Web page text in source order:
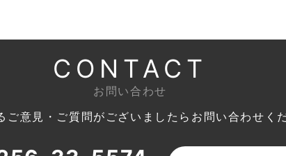
CONTACT
お問い合わせ
ご意見・ご質問がございましたら お問い合わせく